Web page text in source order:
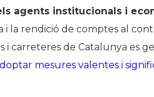
agents institucionals i
i la rendició de comptes al
carreteres de Catalunya es
mesures valentes i